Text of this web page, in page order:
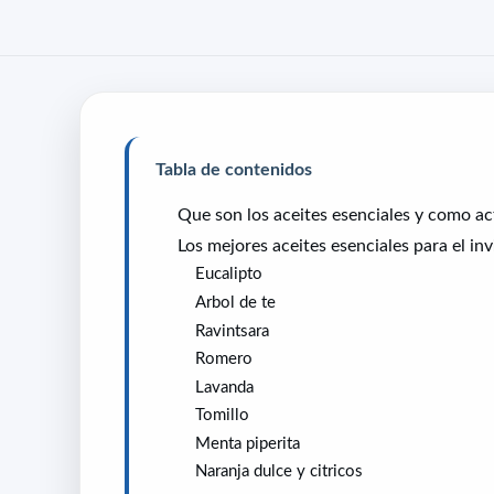
Tabla de contenidos
Que son los aceites esenciales y como
Los mejores aceites esenciales para el
Eucalipto
Arbol de te
Ravintsara
Romero
Lavanda
Tomillo
Menta piperita
Naranja dulce y citricos